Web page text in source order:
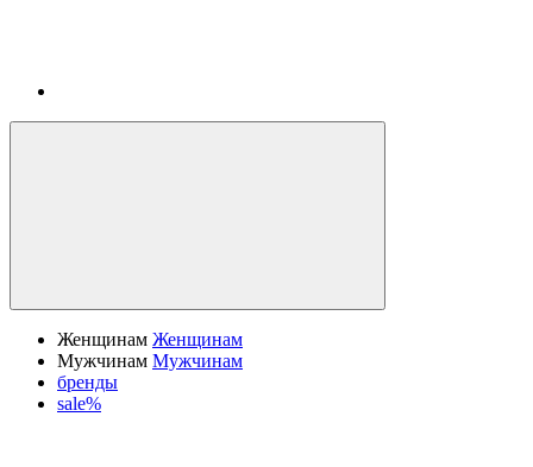
Женщинам Женщинам
Мужчинам Мужчинам
бренды
sale%